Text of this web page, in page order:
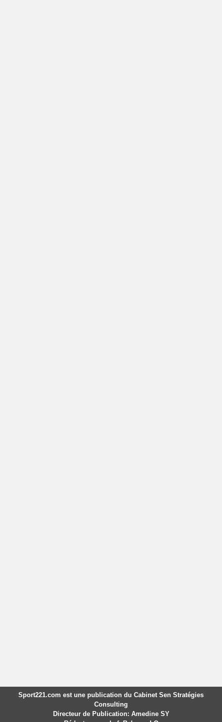
Sport221.com est une publication du Cabinet Sen Stratégies
Consulting
Directeur de Publication: Amedine SY